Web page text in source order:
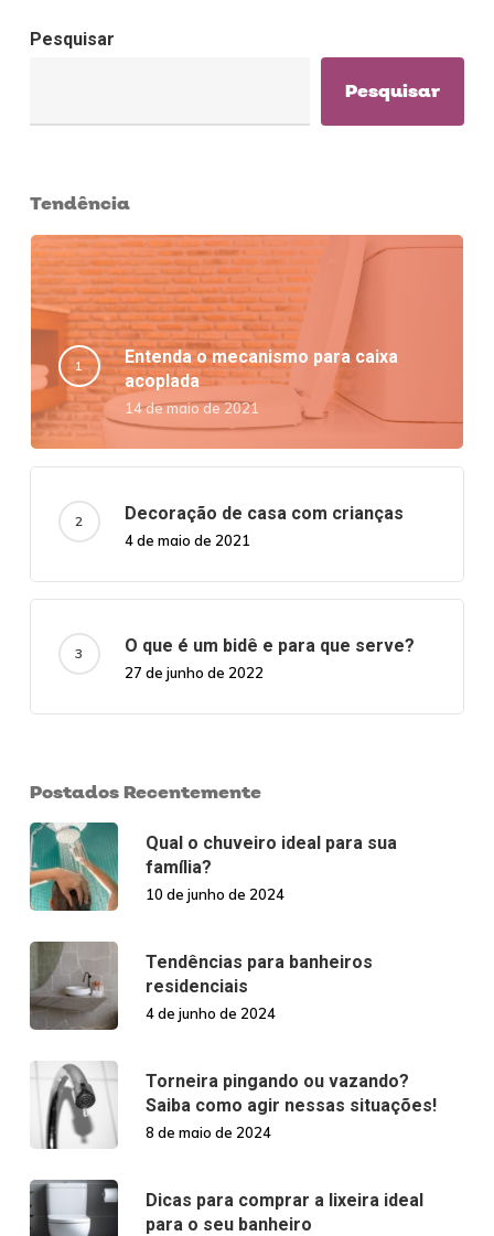
Pesquisar
Pesquisar
Tendência
Entenda o mecanismo para caixa
acoplada
14 de maio de 2021
Decoração de casa com crianças
4 de maio de 2021
O que é um bidê e para que serve?
27 de junho de 2022
Postados Recentemente
Qual o chuveiro ideal para sua
família?
10 de junho de 2024
Tendências para banheiros
residenciais
4 de junho de 2024
Torneira pingando ou vazando?
Saiba como agir nessas situações!
8 de maio de 2024
Dicas para comprar a lixeira ideal
para o seu banheiro